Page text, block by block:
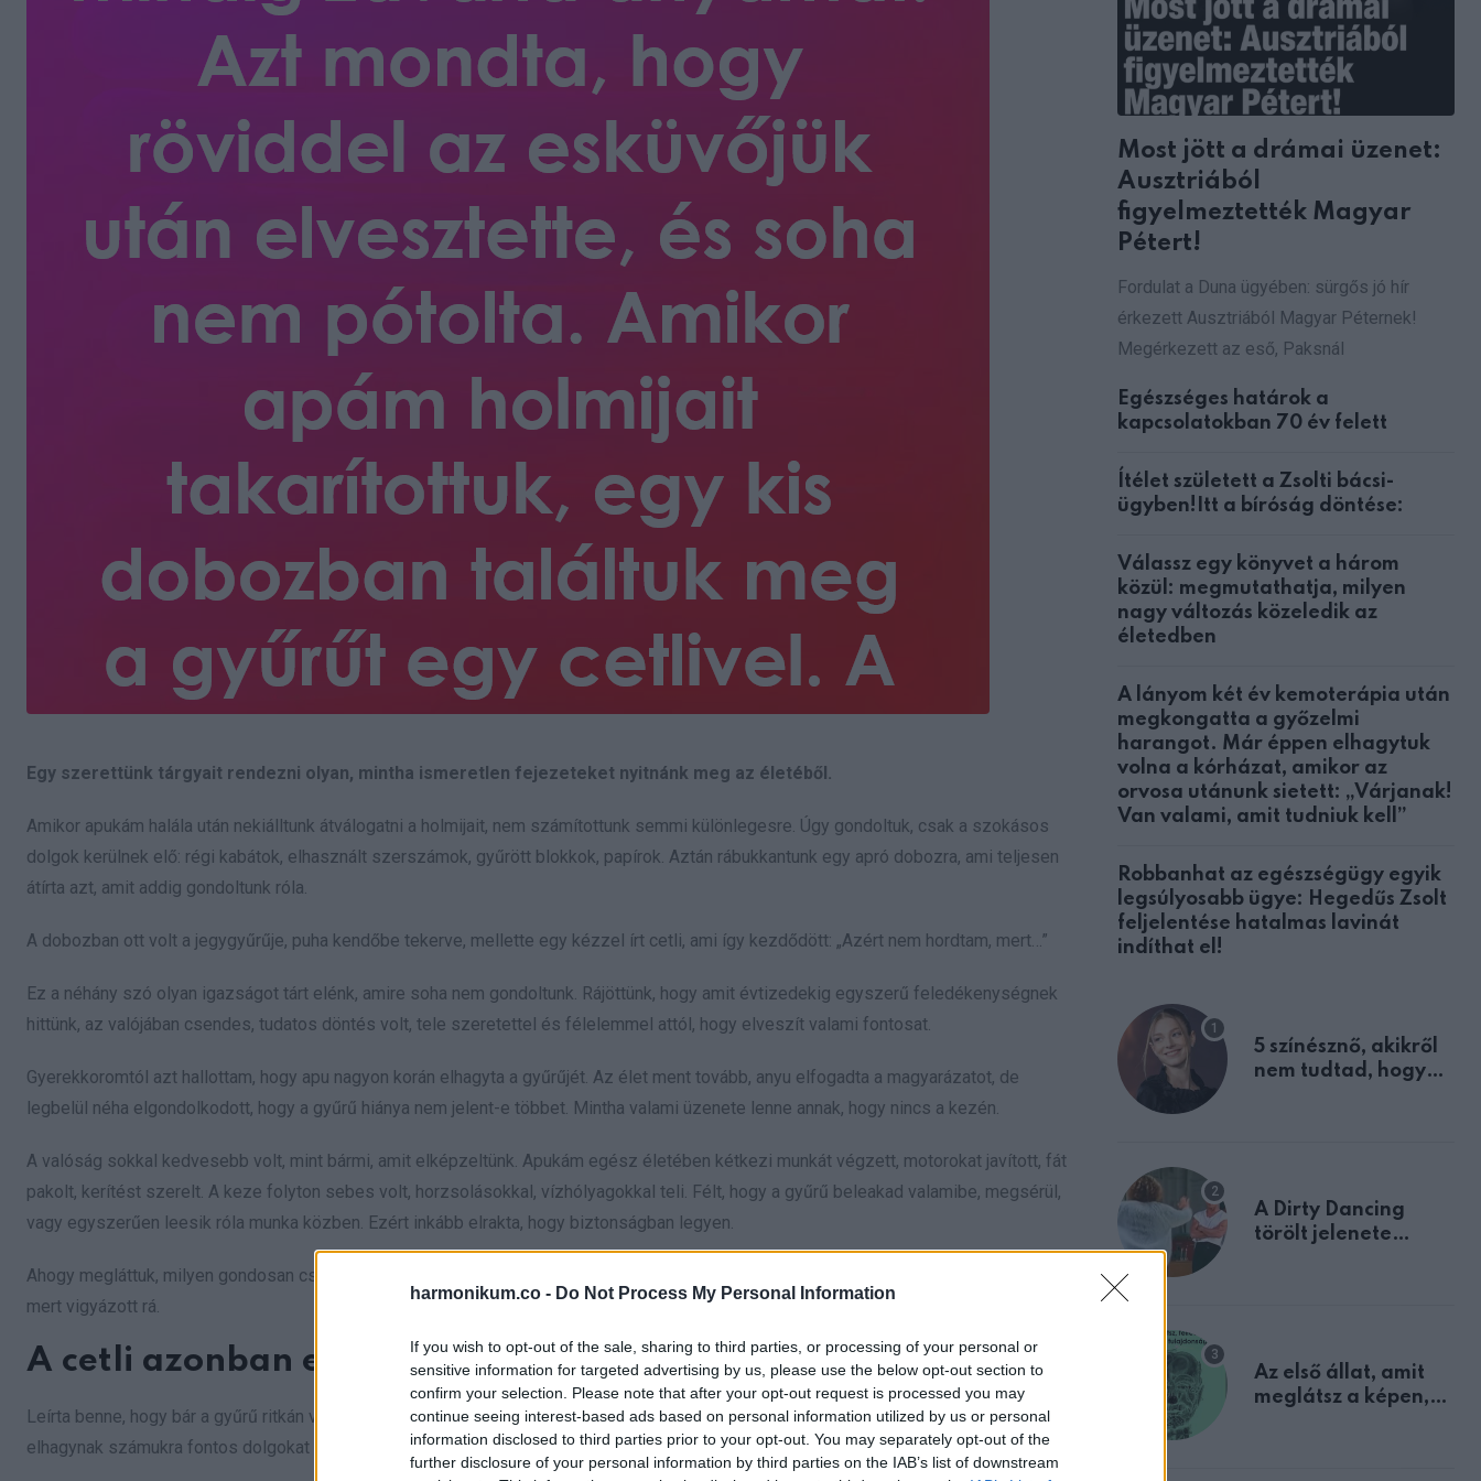
harmonikum.co - Do Not Process My Personal Information
If you wish to opt-out of the sale, sharing to third parties, or processing of your personal or
sensitive information for targeted advertising by us, please use the below opt-out section to
confirm your selection. Please note that after your opt-out request is processed you may
continue seeing interest-based ads based on personal information utilized by us or personal
information disclosed to third parties prior to your opt-out. You may separately opt-out of the
further disclosure of your personal information by third parties on the IAB’s list of downstream
Egy szerettünk tárgyait rendezni olyan, mintha ismeretlen fejezeteket nyitnánk meg az életéből.
Amikor apukám halála után nekiálltunk átválogatni a holmijait, nem számítottunk semmi különlegesre. Úgy gondoltuk, csak a szokásos
dolgok kerülnek elő: régi kabátok, elhasznált szerszámok, gyűrött blokkok, papírok. Aztán rábukkantunk egy apró dobozra, ami teljesen
átírta azt, amit addig gondoltunk róla.
A dobozban ott volt a jegygyűrűje, puha kendőbe tekerve, mellette egy kézzel írt cetli, ami így kezdődött: „Azért nem hordtam, mert…”
Ez a néhány szó olyan igazságot tárt elénk, amire soha nem gondoltunk. Rájöttünk, hogy amit évtizedekig egyszerű feledékenységnek
hittünk, az valójában csendes, tudatos döntés volt, tele szeretettel és félelemmel attól, hogy elveszít valami fontosat.
Gyerekkoromtól azt hallottam, hogy apu nagyon korán elhagyta a gyűrűjét. Az élet ment tovább, anyu elfogadta a magyarázatot, de
legbelül néha elgondolkodott, hogy a gyűrű hiánya nem jelent-e többet. Mintha valami üzenete lenne annak, hogy nincs a kezén.
A valóság sokkal kedvesebb volt, mint bármi, amit elképzeltünk. Apukám egész életében kétkezi munkát végzett, motorokat javított, fát
pakolt, kerítést szerelt. A keze folyton sebes volt, horzsolásokkal, vízhólyagokkal teli. Félt, hogy a gyűrű beleakad valamibe, megsérül,
vagy egyszerűen leesik róla munka közben. Ezért inkább elrakta, hogy biztonságban legyen.
Ahogy megláttuk, milyen gondosan csomagolta be, anyu megértette, hogy a gyűrű nem felejtés miatt hiányzott az ujjáról, hanem azért,
mert vigyázott rá.
A cetli azonban ennél is többet elárult
Leírta benne, hogy bár a gyűrű ritkán volt az ujján, a fogadalmat, amit jelképezett, minden nap magával vitte. Látta, ahogy a munkatársai
elhagynak számukra fontos dolgokat a munkahelyen, és rettegett attól, hogy ő is így jár. Nem bírta volna elviselni, ha a gyűrű eltűnik.
Most jött a drámai üzenet:
Ausztriából
figyelmeztették Magyar
Pétert!
Fordulat a Duna ügyében: sürgős jó hír
érkezett Ausztriából Magyar Péternek!
Megérkezett az eső, Paksnál
Egészséges határok a
kapcsolatokban 70 év felett
Ítélet született a Zsolti bácsi-
ügyben!Itt a bíróság döntése:
Válassz egy könyvet a három
közül: megmutathatja, milyen
nagy változás közeledik az
életedben
A lányom két év kemoterápia után
megkongatta a győzelmi
harangot. Már éppen elhagytuk
volna a kórházat, amikor az
orvosa utánunk sietett: „Várjanak!
Van valami, amit tudniuk kell”
Robbanhat az egészségügy egyik
legsúlyosabb ügye: Hegedűs Zsolt
feljelentése hatalmas lavinát
indíthat el!
5 színésznő, akikről
nem tudtad, hogy
A Dirty Dancing
törölt jelenete
Az első állat, amit
meglátsz a képen,